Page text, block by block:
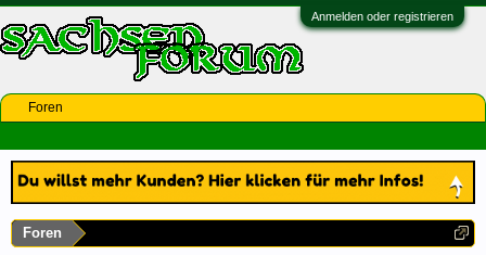
Anmelden oder registrieren
Foren
Foren